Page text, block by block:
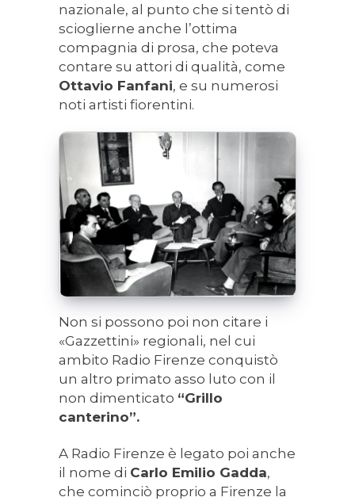
nazionale, al punto che si tentò di
scioglierne anche l’ottima
compagnia di prosa, che poteva
contare su attori di qualità, come
Ottavio Fanfani, e su numerosi
noti artisti fiorentini.
Non si possono poi non citare i
«Gazzettini» regionali, nel cui
ambito Radio Firenze conquistò
un altro primato asso luto con il
non dimenticato “Grillo
canterino”.
A Radio Firenze è legato poi anche
il nome di Carlo Emilio Gadda,
che cominciò proprio a Firenze la